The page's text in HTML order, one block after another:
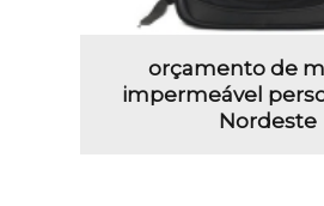
orçamento de
impermeável
Nordeste